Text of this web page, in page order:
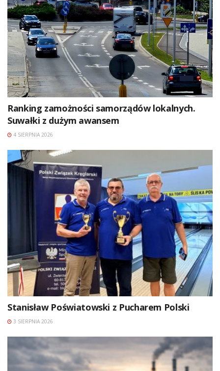
Ranking zamożności samorządów lokalnych.
Suwałki z dużym awansem
4 SIERPNIA 2026
Stanisław Poświatowski z Pucharem Polski
3 SIERPNIA 2026